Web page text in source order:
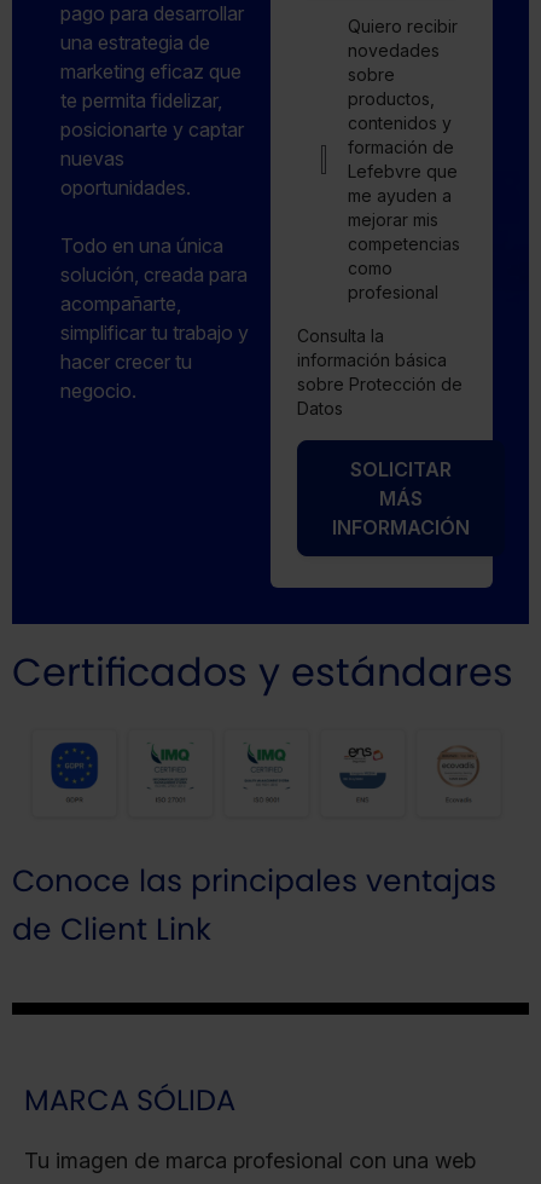
pago para desarrollar
una estrategia de
marketing eficaz que
te permita fidelizar,
posicionarte y captar
nuevas
oportunidades.
Todo en una única
solución, creada para
acompañarte,
simplificar tu trabajo y
hacer crecer tu
negocio.
Quiero recibir
novedades
sobre
productos,
contenidos y
formación de
Lefebvre que
me ayuden a
mejorar mis
competencias
como
profesional
Consulta la
información básica
sobre Protección de
Datos
SOLICITAR
MÁS
INFORMACIÓN
Certificados y estándares
Conoce las principales ventajas
de Client Link
MARCA SÓLIDA
Tu imagen de marca profesional con una web